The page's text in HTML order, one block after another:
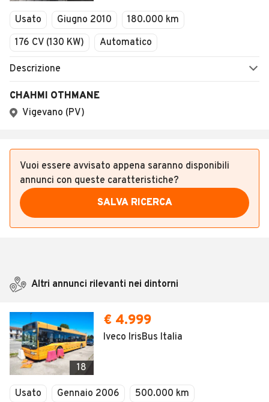
Usato Giugno 2010
180.000 km
176 CV (130 KW)
Automatico
Descrizione
CHAHMI OTHMANE
Vigevano (PV)
Vuoi essere avvisato appena saranno disponibili
annunci con queste caratteristiche?
SALVA RICERCA
Altri annunci rilevanti nei dintorni
18
€ 4.999
Iveco IrisBus Italia
Usato Gennaio 2006
500.000 km